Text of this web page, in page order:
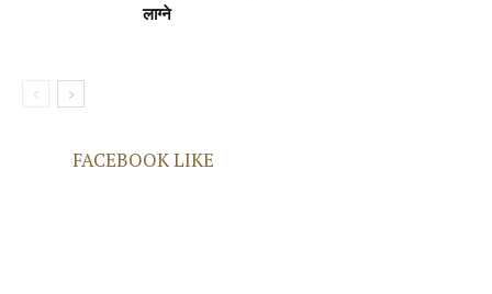
लाग्ने
FACEBOOK LIKE